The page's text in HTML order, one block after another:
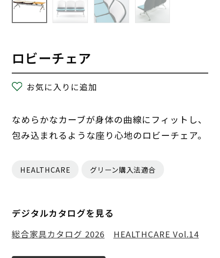
ロビーチェア
お気に入りに追加
なめらかなカーブが身体の曲線にフィットし、
包み込まれるような座り心地のロビーチェア。
HEALTHCARE グリーン購入法適合
デジタルカタログを見る
総合家具カタログ 2026 HEALTHCARE Vol.14